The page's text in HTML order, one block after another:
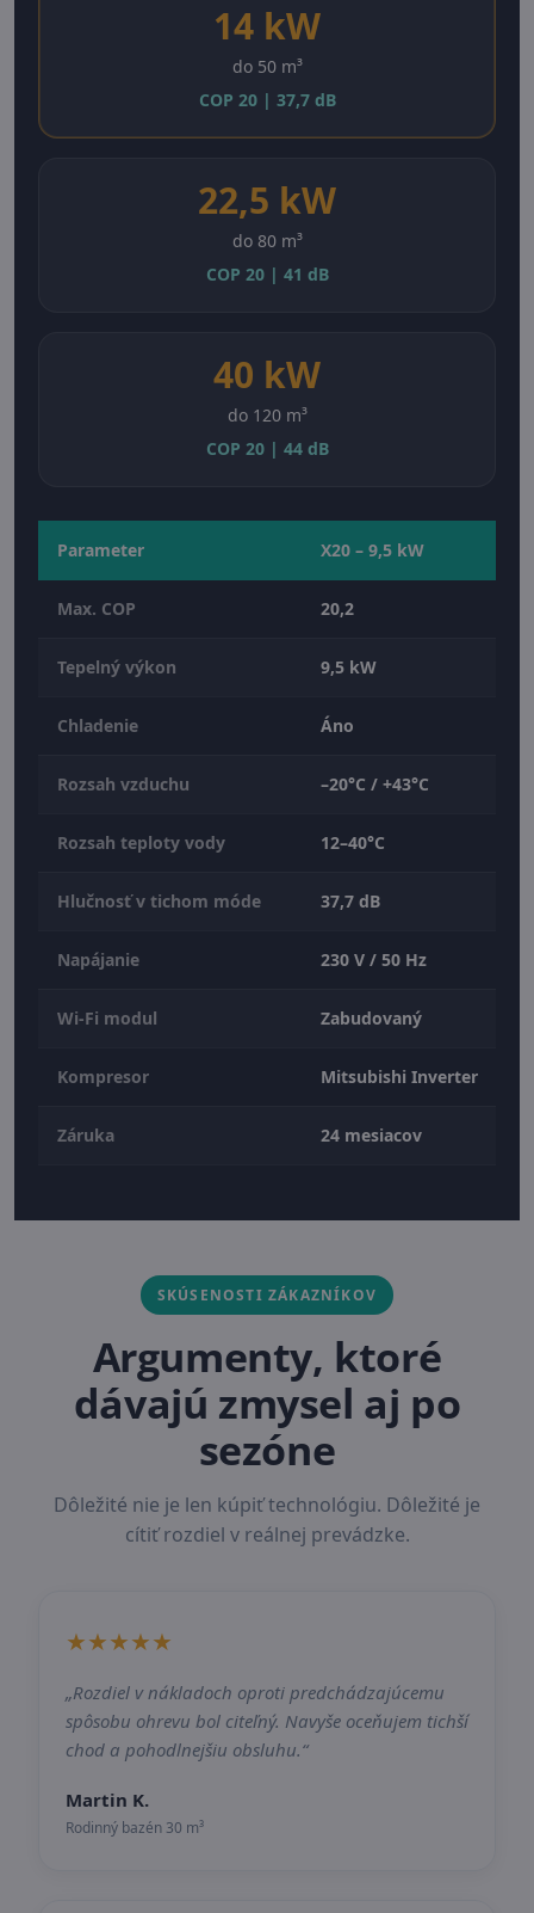
14 kW
do 50 m³
COP 20 | 37,7 dB
22,5 kW
do 80 m³
COP 20 | 41 dB
40 kW
do 120 m³
COP 20 | 44 dB
Parameter X20 – 9,5 kW
Max. COP 20,2
Tepelný výkon 9,5 kW
Chladenie Áno
Rozsah vzduchu –20°C / +43°C
Rozsah teploty vody 12–40°C
Hlučnosť v tichom móde 37,7 dB
Napájanie 230 V / 50 Hz
Wi-Fi modul Zabudovaný
Kompresor Mitsubishi Inverter
Záruka 24 mesiacov
SKÚSENOSTI ZÁKAZNÍKOV
Argumenty, ktoré
dávajú zmysel aj po
sezóne
Dôležité nie je len kúpiť technológiu. Dôležité je
cítiť rozdiel v reálnej prevádzke.
★★★★★
„Rozdiel v nákladoch oproti predchádzajúcemu
spôsobu ohrevu bol citeľný. Navyše oceňujem tichší
chod a pohodlnejšiu obsluhu.“
Martin K.
Rodinný bazén 30 m³